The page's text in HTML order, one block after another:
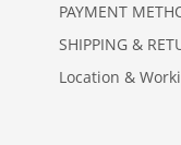
PAYMENT
SHIPPING &
Location &